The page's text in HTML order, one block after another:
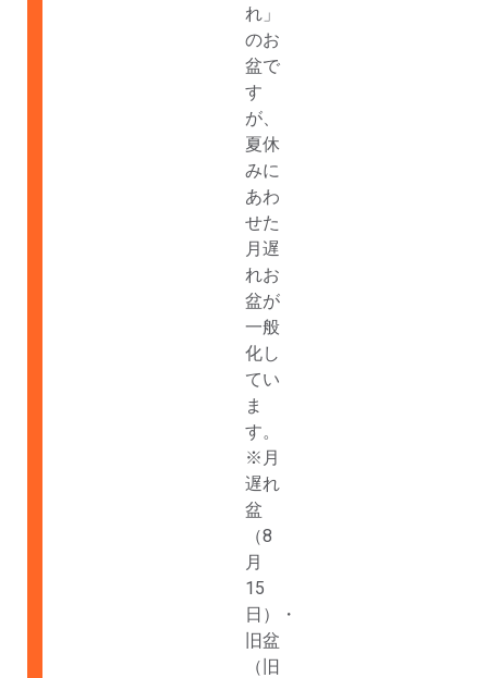
れ」
のお
盆で
す
が、
夏休
みに
あわ
せた
月遅
れお
盆が
一般
化し
てい
ま
す。
※月
遅れ
盆
（8
月
15
日）・
旧盆
（旧